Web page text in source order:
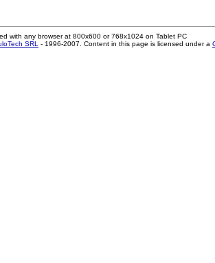
with any browser at 800x600 or 768x1024 on Tablet PC
SRL - 1996-2007. Content in this page is licensed under a